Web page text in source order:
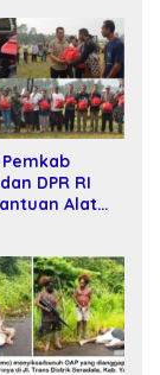
DPR RI
Alat